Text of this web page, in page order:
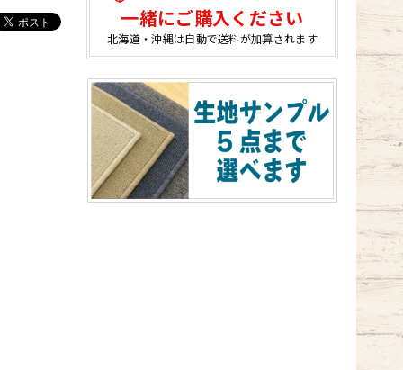
一緒にご購入ください
北海道・沖縄は自動で送料が加算されます